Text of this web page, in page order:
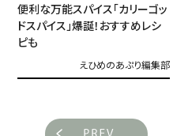
便利な万能スパイス「カリーゴッ
ドスパイス」爆誕！おすすめレシ
ピも
えひめのあぷり編集部